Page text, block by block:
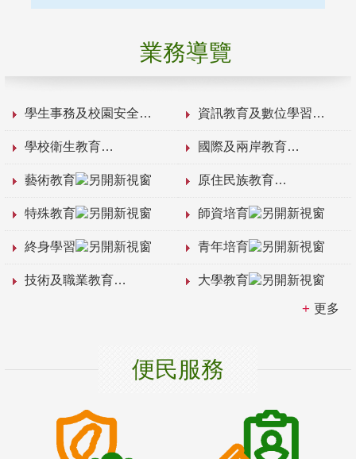
業務導覽
學生事務及校園安全 資訊教育及數位學習
學校衛生教育 國際及兩岸教育
藝術教育 原住民族教育
特殊教育 師資培育
終身學習 青年培育
技術及職業教育 大學教育
更多
便民服務